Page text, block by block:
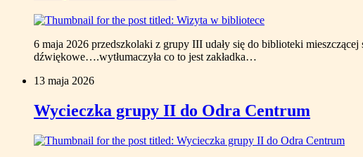
6 maja 2026 przedszkolaki z grupy III udały się do biblioteki
dźwiękowe….wytłumaczyła co to jest zakładka…
13 maja 2026
Wycieczka grupy II do Odra Centrum